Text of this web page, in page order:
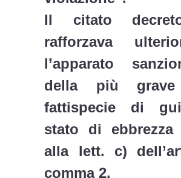
Il citato
rafforzava
l’apparato
della più
fattispecie di
stato di
alla lett. c)
comma 2.